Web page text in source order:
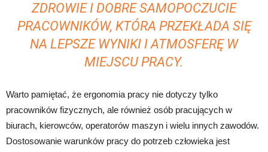
ZDROWIE I DOBRE SAMOPOCZUCIE
PRACOWNIKÓW, KTÓRA PRZEKŁADA SIĘ
NA LEPSZE WYNIKI I ATMOSFERĘ W
MIEJSCU PRACY.
Warto pamiętać, że ergonomia pracy nie dotyczy tylko
pracowników fizycznych, ale również osób pracujących w
biurach, kierowców, operatorów maszyn i wielu innych zawodów.
Dostosowanie warunków pracy do potrzeb człowieka jest